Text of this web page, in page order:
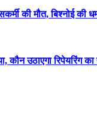
की मौत, बिश्नोई की
कौन उठाएगा रिपेयरिंग का